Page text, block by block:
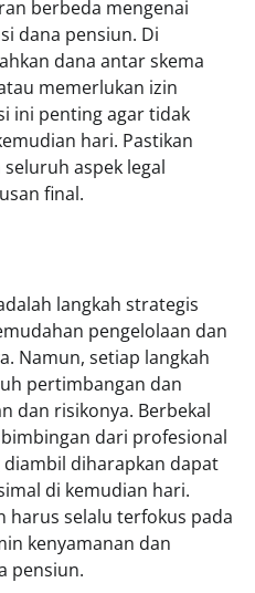
berbeda mengenai
dana pensiun. Di
dana antar skema
memerlukan izin
ini penting agar tidak
hari. Pastikan
aspek legal
final.
langkah strategis
pengelolaan dan
Namun, setiap langkah
pertimbangan dan
dan risikonya. Berbekal
dari profesional
diharapkan dapat
di kemudian hari.
harus selalu terfokus pada
kenyamanan dan
pensiun.